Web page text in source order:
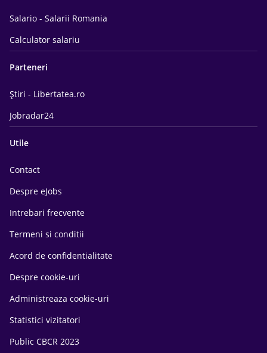
Salario - Salarii Romania
Calculator salariu
Parteneri
Știri - Libertatea.ro
Jobradar24
Utile
Contact
Despre eJobs
Intrebari frecvente
Termeni si conditii
Acord de confidentialitate
Despre cookie-uri
Administreaza cookie-uri
Statistici vizitatori
Public CBCR 2023